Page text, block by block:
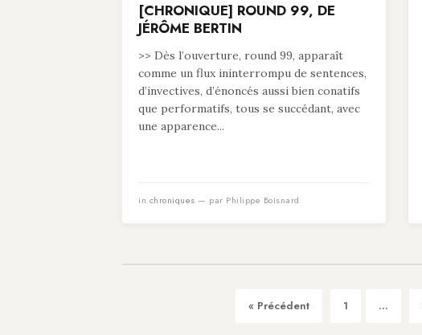
[CHRONIQUE] ROUND 99, DE
JÉRÔME BERTIN
>> Dès l’ouverture, round 99, apparaît
comme un flux ininterrompu de sentences,
d’invectives, d’énoncés aussi bien conatifs
que performatifs, tous se succédant, avec
une apparence...
in chroniques — par Philippe Boisnard
« Précédent 1 ...